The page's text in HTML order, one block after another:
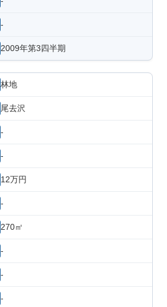
-
2009年第3四半期
林地
尾去沢
-
-
12万円
-
270㎡
-
-
-